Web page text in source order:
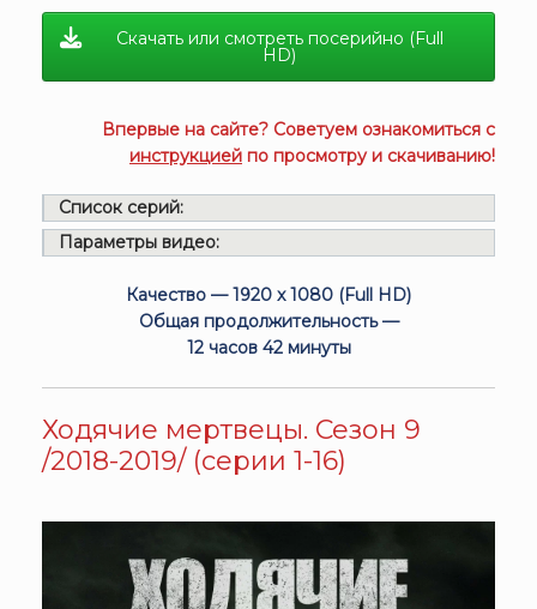
Скачать или смотреть посерийно (Full
HD)
Впервые на сайте? Советуем ознакомиться с
инструкцией по просмотру и скачиванию!
Список серий:
Параметры видео:
Качество — 1920 x 1080 (Full HD)
Общая продолжительность —
12 часов 42 минуты
Ходячие мертвецы. Сезон 9
/2018-2019/ (серии 1-16)